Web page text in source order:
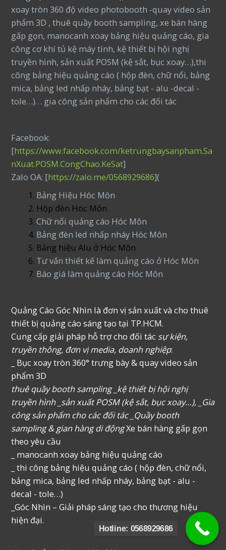
xoay tròn 360 độ video photobooth -quay video sản
phẩm 3D , thuê quầy booth sampling, xe bán hàng
gấp gọn, manocanh xoay bảng hiệu quảng cáo, gia
công cơ khí tủ kệ máy tính, kệ thiết bị hội nghị
truyền hình, sản xuất POSM (kệ sắt, bục xoay…),thi
công bảng hiệu quảng cáo ( hộp đèn, chữ nổi, bảng
mica, bảng led nhấp nháy, bảng bạt - alu -decal -
tole…)… gia công sản phẩm cho các đối tác
Facebook:
[https://www.facebook.com/ketrungbaysanpham.Sa
nXuat.POSM.CongChao.KeSat]
Zalo OA: [https://zalo.me/0568929686](
Bảng Hiệu Hóc Môn
Hộp đèn Hóc Môn
Chữ nổi quảng cáo Hóc Môn
Bảng đèn led nhấp nháy Hóc Môn
Bảng hiệu Alu ở Hóc Môn
Tư vấn thiết kế làm quảng cáo ở Hóc Môn
Báo giá làm quảng cáo Hóc Môn
Quảng Cáo Góc Nhìn là đơn vị sản xuất và cho thuê
thiết bị quảng cáo sáng tạo tại TP.HCM.
Cung cấp giải pháp hỗ trợ cho đối tác sự kiện,
truyền thông, đơn vị media, doanh nghiệp:
_ Bục xoay tròn 360° trưng bày & quay video sản
phẩm 3D
thuê quầy booth sampling _kệ thiết bị hội nghị
truyền hình _sản xuất POSM (kệ sắt, bục xoay…), _Gia
công sản phẩm cho các đối tác _Quầy booth
sampling & gian hàng di độngXe bán hàng gấp gọn
theo yêu cầu
_ manocanh xoay bảng hiệu quảng cáo
_ thi công bảng hiệu quảng cáo ( hộp đèn, chữ nổi,
bảng mica, bảng led nhấp nháy, bảng bạt - alu -
decal - tole…)
_Góc Nhìn – Giải pháp sáng tạo cho thương hiệu
hiện đại.
Hotline: 0568929686